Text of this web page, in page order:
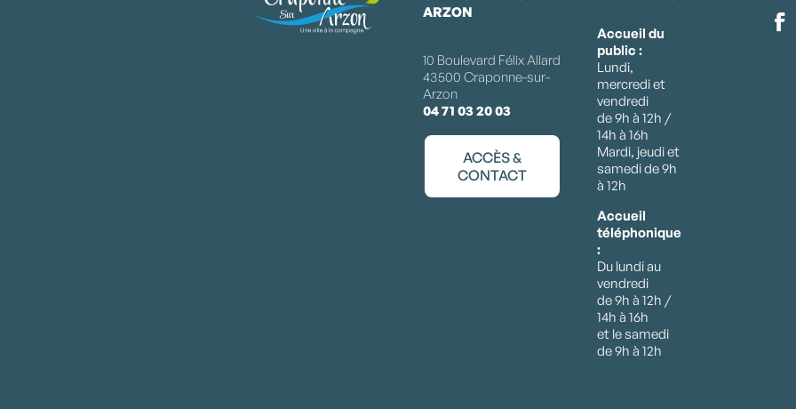
ARZON
10 Boulevard Félix Allard
43500 Craponne-sur-
Arzon
04 71 03 20 03
ACCÈS &
CONTACT
Accueil du
public :
Lundi,
mercredi et
vendredi
de 9h à 12h /
14h à 16h
Mardi, jeudi et
samedi de 9h
à 12h
Accueil
téléphonique
:
Du lundi au
vendredi
de 9h à 12h /
14h à 16h
et le samedi
de 9h à 12h